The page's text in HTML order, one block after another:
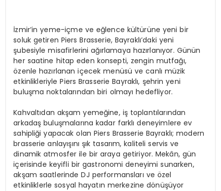
İzmir’in yeme-içme ve eğlence kültürüne yeni bir
soluk getiren Piers Brasserie, Bayraklı’daki yeni
şubesiyle misafirlerini ağırlamaya hazırlanıyor. Günün
her saatine hitap eden konsepti, zengin mutfağı,
özenle hazırlanan içecek menüsü ve canlı müzik
etkinlikleriyle Piers Brasserie Bayraklı, şehrin yeni
buluşma noktalarından biri olmayı hedefliyor.
Kahvaltıdan akşam yemeğine, iş toplantılarından
arkadaş buluşmalarına kadar farklı deneyimlere ev
sahipliği yapacak olan Piers Brasserie Bayraklı; modern
brasserie anlayışını şık tasarım, kaliteli servis ve
dinamik atmosfer ile bir araya getiriyor. Mekân, gün
içerisinde keyifli bir gastronomi deneyimi sunarken,
akşam saatlerinde DJ performansları ve özel
etkinliklerle sosyal hayatın merkezine dönüşüyor